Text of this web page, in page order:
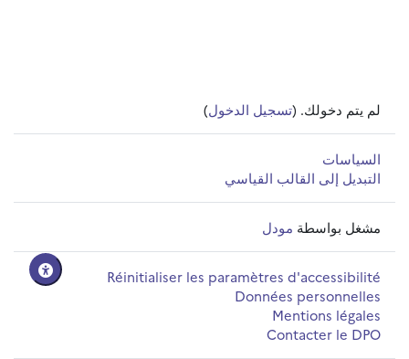
لم يتم دخولك. (تسجيل الدخول)
السياسات
التبديل إلى القالب القياسي
مشغل بواسطة مودل
Réinitialiser les paramètres d'accessibilité
Données personnelles
Mentions légales
Contacter le DPO